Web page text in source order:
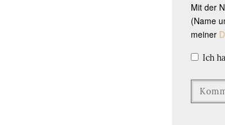
Mit der
(Name
meiner
Ich